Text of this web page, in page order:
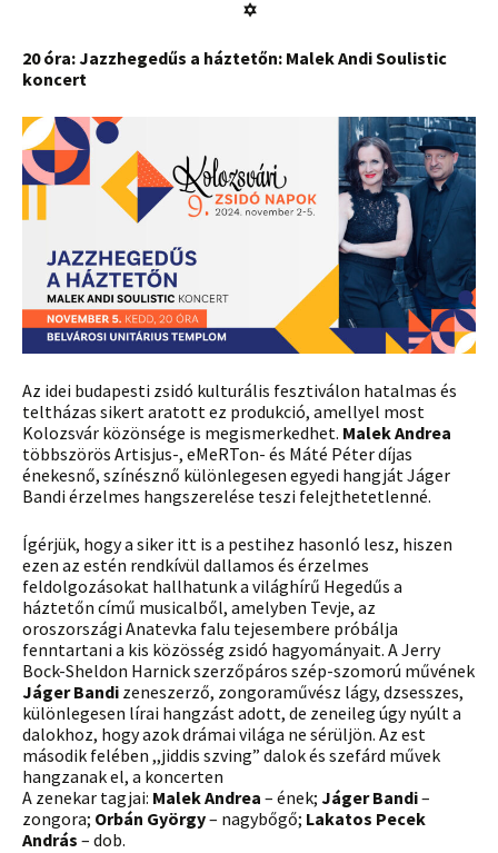
✡
20 óra: Jazzhegedűs a háztetőn: Malek Andi Soulistic
koncert
Az idei budapesti zsidó kulturális fesztiválon hatalmas és
teltházas sikert aratott ez produkció, amellyel most
Kolozsvár közönsége is megismerkedhet. Malek Andrea
többszörös Artisjus-, eMeRTon- és Máté Péter díjas
énekesnő, színésznő különlegesen egyedi hangját Jáger
Bandi érzelmes hangszerelése teszi felejthetetlenné.
Ígérjük, hogy a siker itt is a pestihez hasonló lesz, hiszen
ezen az estén rendkívül dallamos és érzelmes
feldolgozásokat hallhatunk a világhírű Hegedűs a
háztetőn című musicalből, amelyben Tevje, az
oroszországi Anatevka falu tejesembere próbálja
fenntartani a kis közösség zsidó hagyományait. A Jerry
Bock-Sheldon Harnick szerzőpáros szép-szomorú művének
Jáger Bandi zeneszerző, zongoraművész lágy, dzsesszes,
különlegesen lírai hangzást adott, de zeneileg úgy nyúlt a
dalokhoz, hogy azok drámai világa ne sérüljön. Az est
második felében ,,jiddis szving” dalok és szefárd művek
hangzanak el, a koncerten
A zenekar tagjai: Malek Andrea – ének; Jáger Bandi–
zongora; Orbán György– nagybőgő; Lakatos Pecek
András – dob.